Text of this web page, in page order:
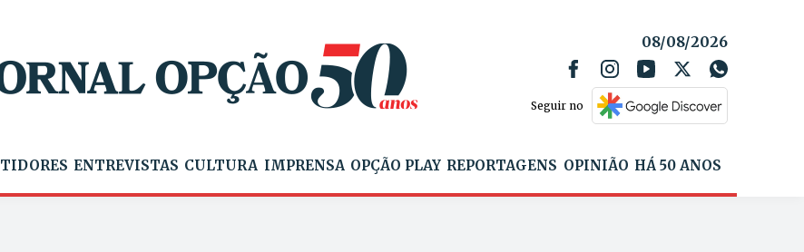
08/08/2026
Seguir no
ENTREVISTAS CULTURA IMPRENSA OPÇÃO PLAY REPORTAGENS OPINIÃO HÁ 50 ANOS